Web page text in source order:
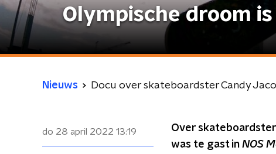
Olympische droom
Nieuws Docu over skateboardster Candy
do 28 april 2022 13:19 Over
was te gast in NOS